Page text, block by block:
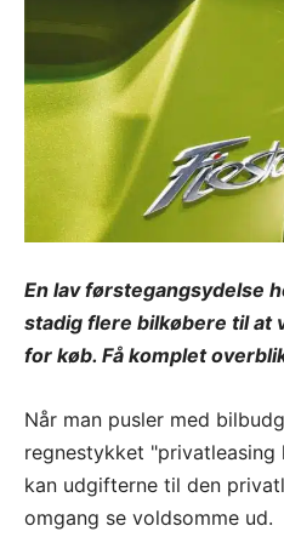
En lav førstegangsydelse
stadig flere bilkøbere til at
for køb. Få komplet
Når man pusler med
regnestykket "privatleasing
kan udgifterne til den
omgang se voldsomme ud.